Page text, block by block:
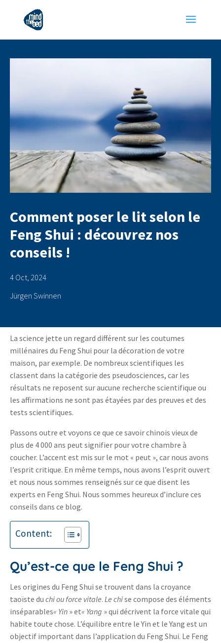
Comment poser le lit selon le
Feng Shui : découvrez nos
conseils !
4 Oct, 2024
Jürgen Swinnen
La science jette un regard différent sur les coutumes
millénaires du Feng Shui pour la décoration de votre
maison, par exemple. De nombreux scientifiques les
classent dans la catégorie des pseudosciences, car les
résultats ne reposent sur aucune recherche scientifique ou
les affirmations ne sont pas étayées par des preuves et des
tests scientifiques.
Passons outre et voyons ce que ce savoir chinois vieux de
plus de 4 000 ans peut signifier pour votre chambre à
coucher. L’accent est mis sur le mot « peut », car nous avons
l’esprit critique. En même temps, nous avons l’esprit ouvert
et nous nous sommes renseignés sur ce que disent les
experts en Feng Shui. Nous sommes heureux d’inclure ces
conseils dans ce blog.
Content:
Qu’est-ce que le Feng Shui ?
Les origines du Feng Shui se trouvent dans la croyance
taoïste du chi ou force vitale. Le chise compose des éléments
inséparables« Yin » et« Yang » qui décrivent la force vitale qui
habite toute chose. L’équilibre entre le Yin et le Yang est un
objectif important dans l’application du Feng Shui. Le Feng